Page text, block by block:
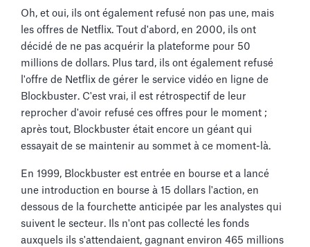
Oh, et oui, ils ont également refusé non pas une, mais
les offres de Netflix. Tout d'abord, en 2000, ils ont
décidé de ne pas acquérir la plateforme pour 50
millions de dollars. Plus tard, ils ont également refusé
l'offre de Netflix de gérer le service vidéo en ligne de
Blockbuster. C'est vrai, il est rétrospectif de leur
reprocher d'avoir refusé ces offres pour le moment ;
après tout, Blockbuster était encore un géant qui
essayait de se maintenir au sommet à ce moment-là.
En 1999, Blockbuster est entrée en bourse et a lancé
une introduction en bourse à 15 dollars l'action, en
dessous de la fourchette anticipée par les analystes qui
suivent le secteur. Ils n'ont pas collecté les fonds
auxquels ils s'attendaient, gagnant environ 465 millions